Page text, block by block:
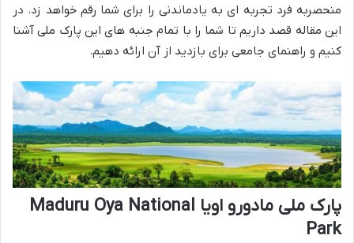
منحصربه فرد تجربه ای به یادماندنی را برای شما رقم خواهد زد. در
این مقاله قصد داریم تا شما را با تمام جنبه های این پارک ملی آشنا
کنیم و راهنمای جامعی برای بازدید از آن ارائه دهیم.
پارک ملی مادورو اویا Maduru Oya National
Park